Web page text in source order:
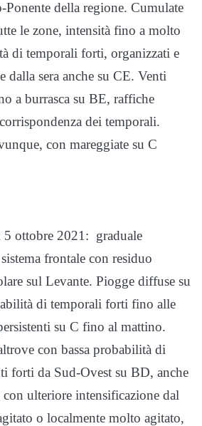
Ponente della regione. Cumulate
le zone, intensità fino a molto
di temporali forti, organizzati e
dalla sera anche su CE. Venti
a burrasca su BE, raffiche
dei temporali.
con mareggiate su C
5 ottobre 2021: graduale
frontale con residuo
sul Levante. Piogge diffuse su
di temporali forti fino alle
su C fino al mattino.
con bassa probabilità di
forti da Sud-Ovest su BD, anche
ulteriore intensificazione dal
o localmente molto agitato,